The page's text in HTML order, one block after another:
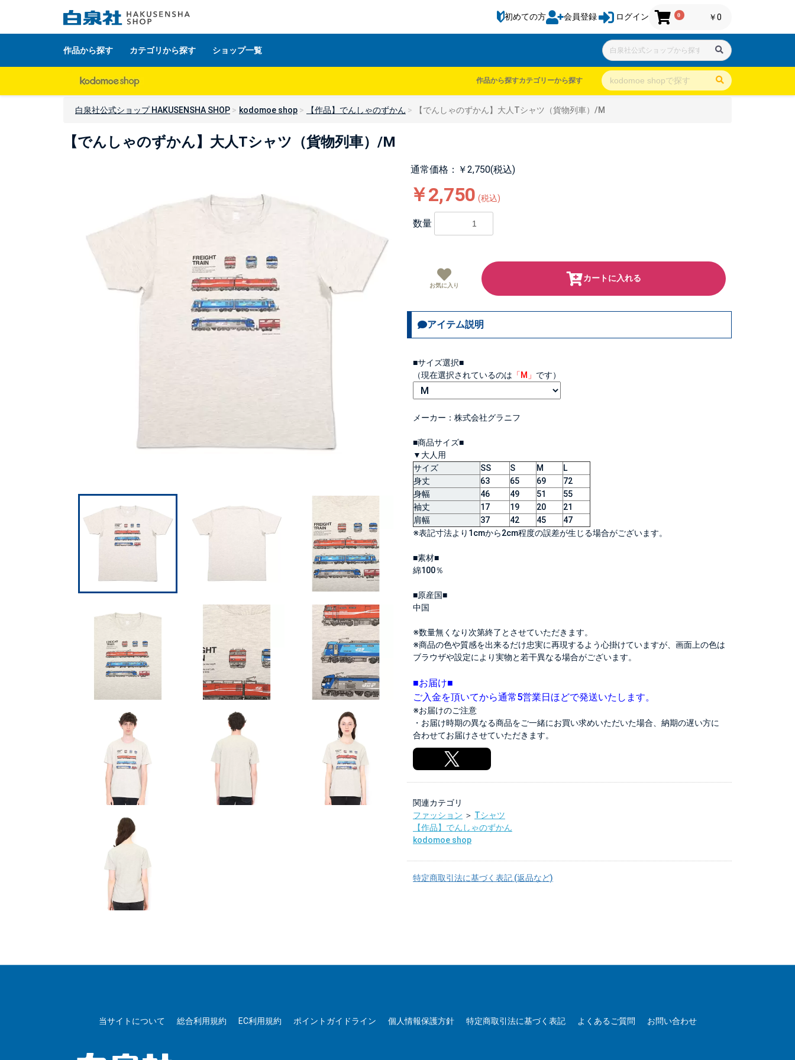
初めての方 会員登録 ログイン 0 ￥0
作品から探す カテゴリから探す ショップ一覧
作品から探すカテゴリーから探す
白泉社公式ショップ HAKUSENSHA SHOP kodomoe shop 【作品】でんしゃのずかん 【でんしゃのずかん】大人Tシャツ（貨物列車）/M
【でんしゃのずかん】大人Tシャツ（貨物列車）/M
通常価格：￥2,750(税込)
￥2,750 (税込)
お気に入り
カートに入れる
数量
アイテム説明
■サイズ選択■
（現在選択されているのは 「M」 です）
メーカー：株式会社グラニフ
■商品サイズ■
▼大人用
サイズ
SS S M
L
身丈
63 65 69
72
身幅
46 49 51
55
袖丈
17 19 20
21
肩幅
37 42 45
47
※表記寸法より1cmから2cm程度の誤差が生じる場合がございます。
■素材■
綿100％
■原産国■
中国
※数量無くなり次第終了とさせていただきます。
※商品の色や質感を出来るだけ忠実に再現するよう心掛けていますが、画面上の色は
ブラウザや設定により実物と若干異なる場合がございます。
■お届け■
ご入金を頂いてから通常5営業日ほどで発送いたします。
※お届けのご注意
・お届け時期の異なる商品をご一緒にお買い求めいただいた場合、納期の遅い方に
合わせてお届けさせていただきます。
関連カテゴリ
ファッション ＞ Tシャツ
【作品】でんしゃのずかん
kodomoe shop
特定商取引法に基づく表記 (返品など)
当サイトについて 総合利用規約 EC利用規約 ポイントガイドライン 個人情報保護方針 特定商取引法に基づく表記 よくあるご質問 お問い合わせ